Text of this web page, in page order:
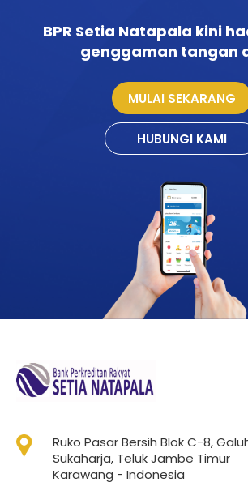
BPR Setia Natapala kini
genggaman tangan
Ruko Pasar Bersih Blok C-8,
Sukaharja, Teluk Jambe Timur
Karawang - Indonesia